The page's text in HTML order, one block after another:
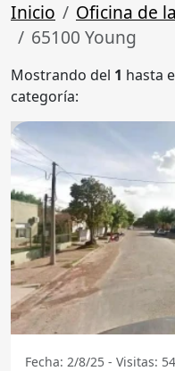
Inicio
Oficina de
65100 Young
Mostrando del 1 hasta
categoría:
Fecha: 2/8/25 - Visitas: